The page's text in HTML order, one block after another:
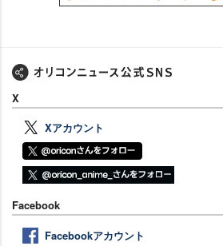
X
Xアカウント
Facebook
Facebookアカウント